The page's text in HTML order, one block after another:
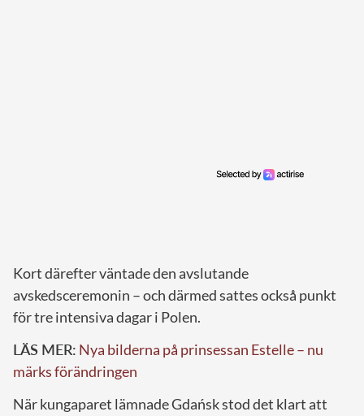
Kort därefter väntade den avslutande
avskedsceremonin – och därmed sattes också punkt
för tre intensiva dagar i Polen.
LÄS MER: Nya bilderna på prinsessan Estelle – nu
märks förändringen
När kungaparet lämnade Gdańsk stod det klart att